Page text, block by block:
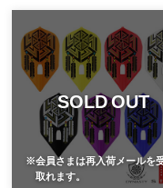
SOLD OUT
※会員さまは再入荷メールを
取れます。